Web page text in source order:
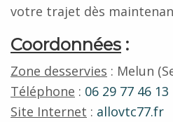
votre trajet dès
Coordonnées :
Zone desservies : Melun
Téléphone : 06 29 77 46 13
Site Internet : allovtc77.fr